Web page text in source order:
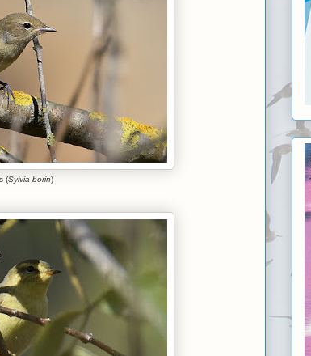
(Sylvia borin)